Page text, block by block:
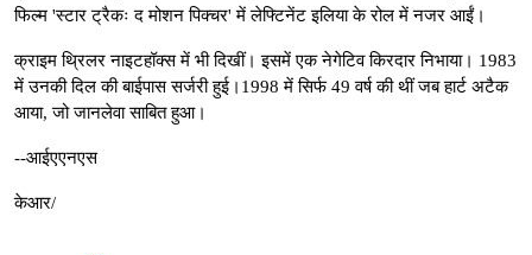
फिल्म 'स्टार ट्रैकः द मोशन पिक्चर' में लेफ्टिनेंट इलिया के रोल में नजर आईं।
क्राइम थ्रिलर नाइटहॉक्स में भी दिखीं। इसमें एक नेगेटिव किरदार निभाया। 1983
में उनकी दिल की बाईपास सर्जरी हुई।1998 में सिर्फ 49 वर्ष की थीं जब हार्ट अटैक
आया, जो जानलेवा साबित हुआ।
--आईएएनएस
केआर/